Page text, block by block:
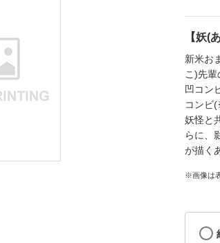
【妖(
新米お
こ)先
凹コン
コンビ
妖怪と
らに、
が描く
※画像は